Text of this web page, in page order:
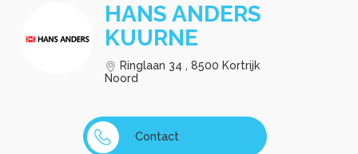
HANS ANDERS
KUURNE
Ringlaan 34 , 8500 Kortrijk
Noord
Contact